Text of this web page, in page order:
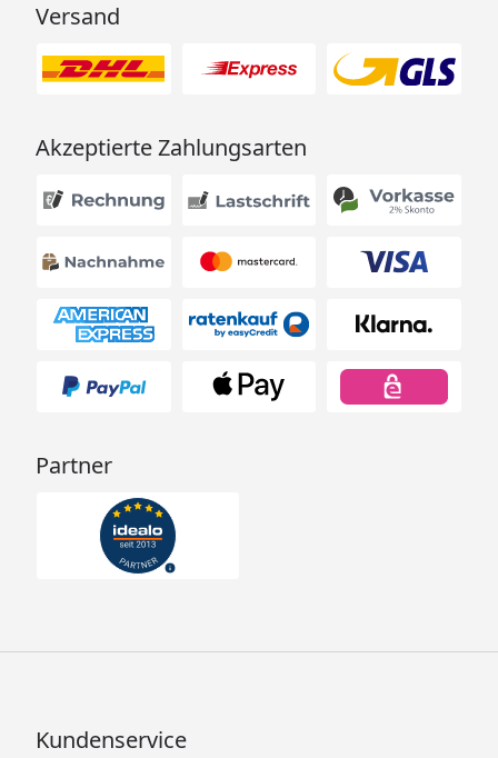
Versand
Akzeptierte Zahlungsarten
Partner
Kundenservice